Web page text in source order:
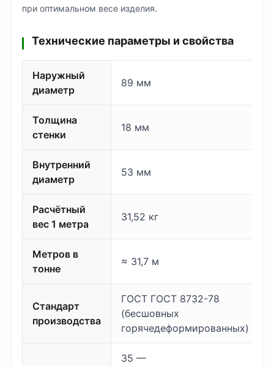
при оптимальном весе изделия.
Технические параметры и свойства
Наружный
диаметр
89 мм
Толщина
стенки
18 мм
Внутренний
диаметр
53 мм
Расчётный
вес 1 метра
31,52 кг
Метров в
тонне
≈ 31,7 м
Стандарт
производства
ГОСТ ГОСТ 8732-78
(бесшовных
горячедеформированных)
35 —